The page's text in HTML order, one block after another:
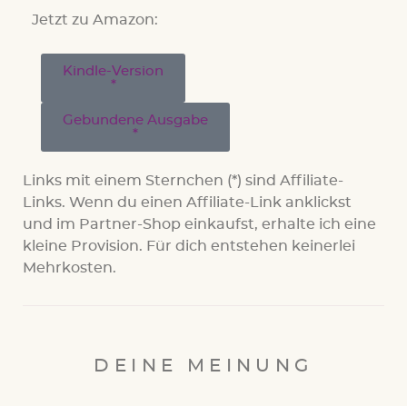
Jetzt zu Amazon:
Kindle-Version
Gebundene Ausgabe
Links mit einem Sternchen (*) sind Affiliate-
Links. Wenn du einen Affiliate-Link anklickst
und im Partner-Shop einkaufst, erhalte ich eine
kleine Provision. Für dich entstehen keinerlei
Mehrkosten.
DEINE MEINUNG